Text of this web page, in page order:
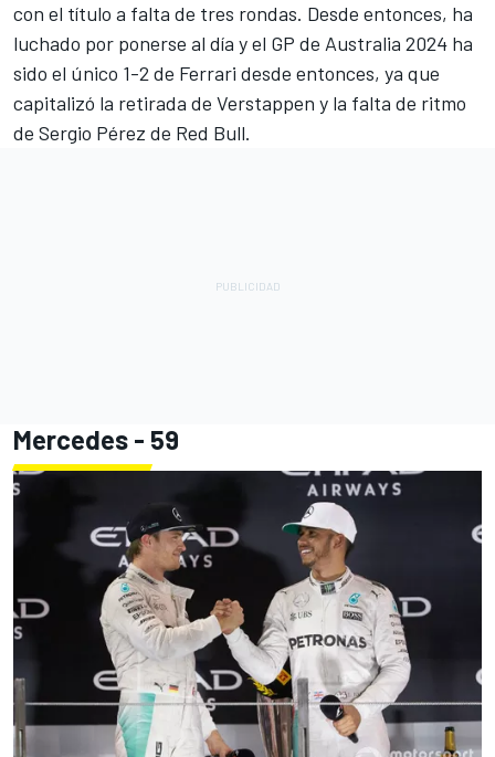
con el título a falta de tres rondas. Desde entonces, ha
luchado por ponerse al día y el GP de Australia 2024 ha
sido el único 1-2 de Ferrari desde entonces, ya que
capitalizó la retirada de Verstappen y la falta de ritmo
de Sergio Pérez de Red Bull.
Mercedes - 59